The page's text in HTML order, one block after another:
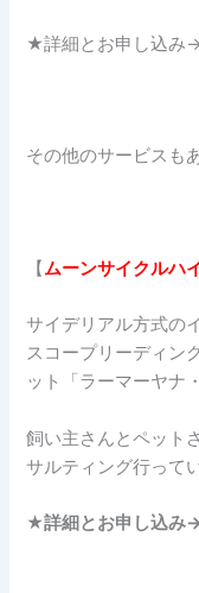
★詳細とお申し込み
その他のサービスも
【ムーンサイクルハ
サイデリアル方式の
スコープリーディン
ット「ラーマーヤナ
飼い主さんとペット
サルティング行って
★詳細とお申し込み